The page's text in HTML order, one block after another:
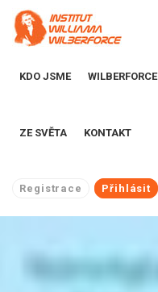
KDO JSME WILBERFORCE
ZE SVĚTA KONTAKT
Registrace Přihlásit